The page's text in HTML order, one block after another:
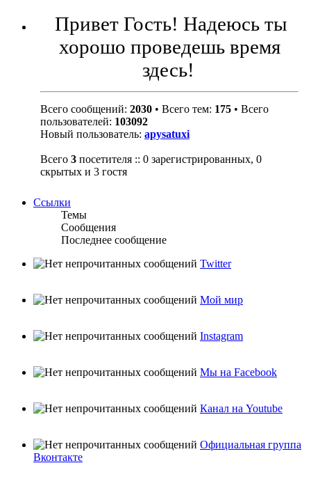
Привет Гость! Надеюсь ты
хорошо проведешь время
здесь!
Всего сообщений: 2030 • Всего тем: 175 • Всего
пользователей: 103092
Новый пользователь: apysatuxi
Всего 3 посетителя :: 0 зарегистрированных, 0
скрытых и 3 гостя
Ссылки
Темы
Сообщения
Последнее сообщение
Twitter
Мой мир
Instagram
Мы на Facebook
Канал на Youtube
Официальная группа
Вконтакте